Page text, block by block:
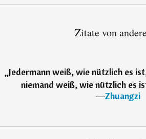
Zitate von
„Jedermann weiß, wie nützlich es
niemand weiß, wie nützlich es
―Zhuangzi